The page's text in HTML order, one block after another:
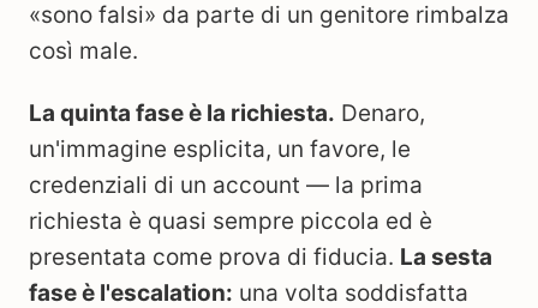
«sono falsi» da parte di un genitore rimbalza
così male.
La quinta fase è la richiesta. Denaro,
un'immagine esplicita, un favore, le
credenziali di un account — la prima
richiesta è quasi sempre piccola ed è
presentata come prova di fiducia. La sesta
fase è l'escalation: una volta soddisfatta